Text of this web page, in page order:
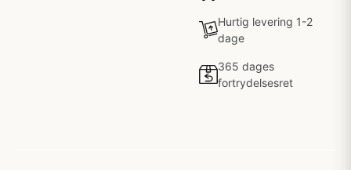
Hurtig levering 1-2
dage
365 dages
fortrydelsesret